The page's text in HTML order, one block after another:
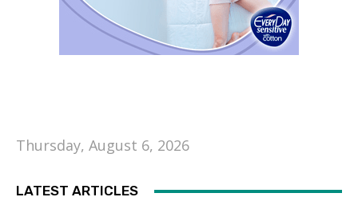
Thursday, August 6, 2026
LATEST ARTICLES